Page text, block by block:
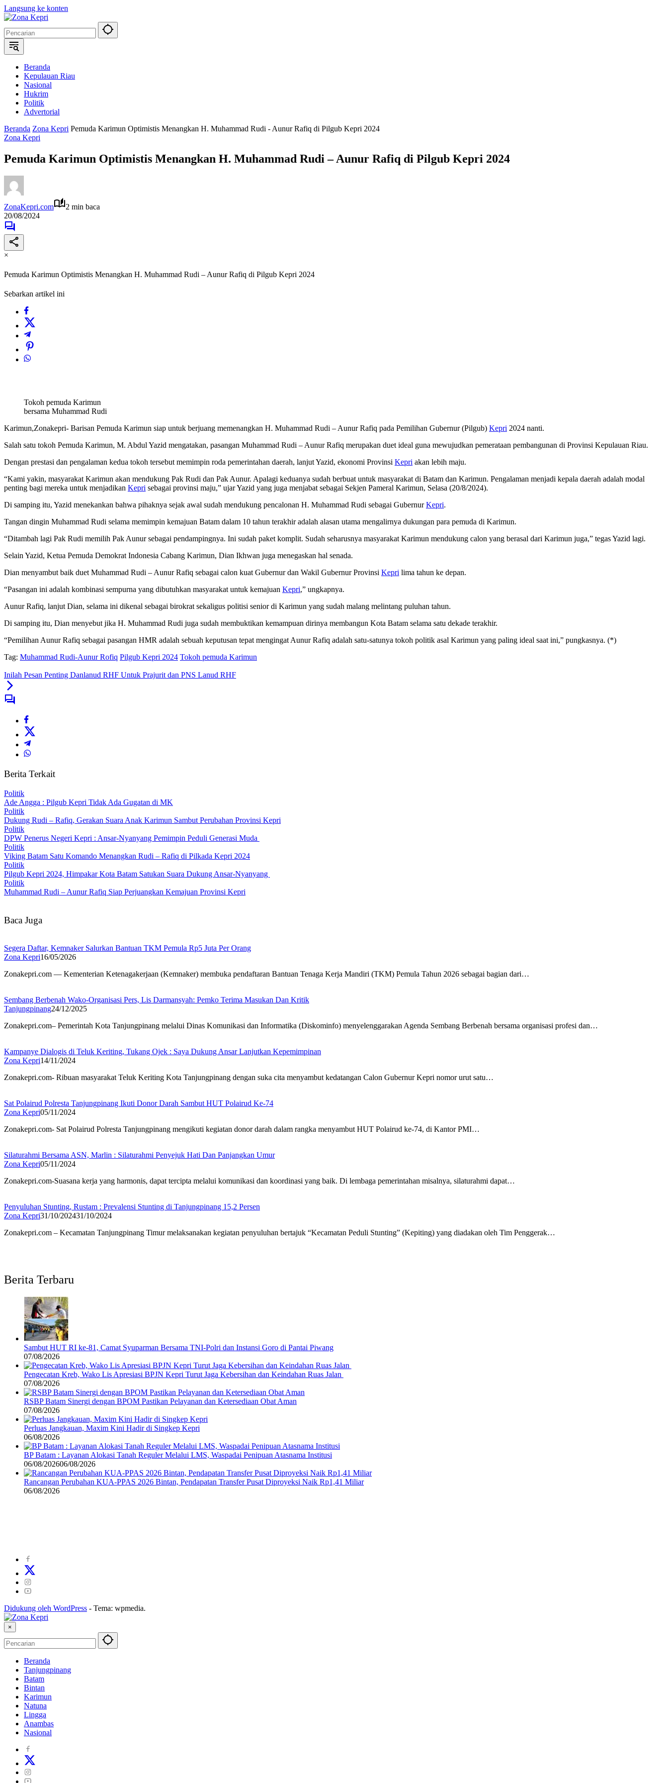
Langsung ke konten
Beranda
Kepulauan Riau
Nasional
Hukrim
Politik
Advertorial
Beranda Zona Kepri Pemuda Karimun Optimistis Menangkan H. Muhammad Rudi - Aunur Rafiq di Pilgub Kepri 2024
Zona Kepri
Pemuda Karimun Optimistis Menangkan H. Muhammad Rudi – Aunur Rafiq di Pilgub Kepri 2024
ZonaKepri.com
2 min baca
20/08/2024
×
Pemuda Karimun Optimistis Menangkan H. Muhammad Rudi – Aunur Rafiq di Pilgub Kepri 2024
Sebarkan artikel ini
Tokoh pemuda Karimun
bersama Muhammad Rudi
Karimun,Zonakepri- Barisan Pemuda Karimun siap untuk berjuang memenangkan H. Muhammad Rudi – Aunur Rafiq pada Pemilihan Gubernur (Pilgub) Kepri 2024 nanti.
Salah satu tokoh Pemuda Karimun, M. Abdul Yazid mengatakan, pasangan Muhammad Rudi – Aunur Rafiq merupakan duet ideal guna mewujudkan pemerataan pembangunan di Provinsi Kepulauan Riau.
Dengan prestasi dan pengalaman kedua tokoh tersebut memimpin roda pemerintahan daerah, lanjut Yazid, ekonomi Provinsi Kepri akan lebih maju.
“Kami yakin, masyarakat Karimun akan mendukung Pak Rudi dan Pak Aunur. Apalagi keduanya sudah berbuat untuk masyarakat di Batam dan Karimun. Pengalaman menjadi kepala daerah adalah modal
penting bagi mereka untuk menjadikan Kepri sebagai provinsi maju,” ujar Yazid yang juga menjabat sebagai Sekjen Pameral Karimun, Selasa (20/8/2024).
Di samping itu, Yazid menekankan bahwa pihaknya sejak awal sudah mendukung pencalonan H. Muhammad Rudi sebagai GubernurKepri.
Tangan dingin Muhammad Rudi selama memimpin kemajuan Batam dalam 10 tahun terakhir adalah alasan utama mengalirnya dukungan para pemuda di Karimun.
“Ditambah lagi Pak Rudi memilih Pak Aunur sebagai pendampingnya. Ini sudah paket komplit. Sudah seharusnya masyarakat Karimun mendukung calon yang berasal dari Karimun juga,” tegas Yazid lagi.
Selain Yazid, Ketua Pemuda Demokrat Indonesia Cabang Karimun, Dian Ikhwan juga menegaskan hal senada.
Dian menyambut baik duet Muhammad Rudi – Aunur Rafiq sebagai calon kuat Gubernur dan Wakil Gubernur Provinsi Kepri lima tahun ke depan.
“Pasangan ini adalah kombinasi sempurna yang dibutuhkan masyarakat untuk kemajuan Kepri,” ungkapnya.
Aunur Rafiq, lanjut Dian, selama ini dikenal sebagai birokrat sekaligus politisi senior di Karimun yang sudah malang melintang puluhan tahun.
Di samping itu, Dian menyebut jika H. Muhammad Rudi juga sudah membuktikan kemampuan dirinya membangun Kota Batam selama satu dekade terakhir.
“Pemilihan Aunur Rafiq sebagai pasangan HMR adalah sebuah keputusan tepat mengingat Aunur Rafiq adalah satu-satunya tokoh politik asal Karimun yang paling ideal saat ini,” pungkasnya. (*)
Tag: Muhammad Rudi-Aunur Rofiq Pilgub Kepri 2024 Tokoh pemuda Karimun
Inilah Pesan Penting Danlanud RHF Untuk Prajurit dan PNS Lanud RHF
Berita Terkait
Politik
Ade Angga : Pilgub Kepri Tidak Ada Gugatan di MK
Politik
Dukung Rudi – Rafiq, Gerakan Suara Anak Karimun Sambut Perubahan Provinsi Kepri
Politik
DPW Penerus Negeri Kepri : Ansar-Nyanyang Pemimpin Peduli Generasi Muda
Politik
Viking Batam Satu Komando Menangkan Rudi – Rafiq di Pilkada Kepri 2024
Politik
Pilgub Kepri 2024, Himpakar Kota Batam Satukan Suara Dukung Ansar-Nyanyang
Politik
Muhammad Rudi – Aunur Rafiq Siap Perjuangkan Kemajuan Provinsi Kepri
Baca Juga
Segera Daftar, Kemnaker Salurkan Bantuan TKM Pemula Rp5 Juta Per Orang
Zona Kepri16/05/2026
Zonakepri.com — Kementerian Ketenagakerjaan (Kemnaker) membuka pendaftaran Bantuan Tenaga Kerja Mandiri (TKM) Pemula Tahun 2026 sebagai bagian dari…
Sembang Berbenah Wako-Organisasi Pers, Lis Darmansyah: Pemko Terima Masukan Dan Kritik
Tanjungpinang24/12/2025
Zonakepri.com– Pemerintah Kota Tanjungpinang melalui Dinas Komunikasi dan Informatika (Diskominfo) menyelenggarakan Agenda Sembang Berbenah bersama organisasi profesi dan…
Kampanye Dialogis di Teluk Keriting, Tukang Ojek : Saya Dukung Ansar Lanjutkan Kepemimpinan
Zona Kepri14/11/2024
Zonakepri.com- Ribuan masyarakat Teluk Keriting Kota Tanjungpinang dengan suka cita menyambut kedatangan Calon Gubernur Kepri nomor urut satu…
Sat Polairud Polresta Tanjungpinang Ikuti Donor Darah Sambut HUT Polairud Ke-74
Zona Kepri05/11/2024
Zonakepri.com- Sat Polairud Polresta Tanjungpinang mengikuti kegiatan donor darah dalam rangka menyambut HUT Polairud ke-74, di Kantor PMI…
Silaturahmi Bersama ASN, Marlin : Silaturahmi Penyejuk Hati Dan Panjangkan Umur
Zona Kepri05/11/2024
Zonakepri.com-Suasana kerja yang harmonis, dapat tercipta melalui komunikasi dan koordinasi yang baik. Di lembaga pemerintahan misalnya, silaturahmi dapat…
Penyuluhan Stunting, Rustam : Prevalensi Stunting di Tanjungpinang 15,2 Persen
Zona Kepri31/10/202431/10/2024
Zonakepri.com – Kecamatan Tanjungpinang Timur melaksanakan kegiatan penyuluhan bertajuk “Kecamatan Peduli Stunting” (Kepiting) yang diadakan oleh Tim Penggerak…
Berita Terbaru
Sambut HUT RI ke-81, Camat Syuparman Bersama TNI-Polri dan Instansi Goro di Pantai Piwang
07/08/2026
Pengecatan Kreb, Wako Lis Apresiasi BPJN Kepri Turut Jaga Kebersihan dan Keindahan Ruas Jalan
07/08/2026
RSBP Batam Sinergi dengan BPOM Pastikan Pelayanan dan Ketersediaan Obat Aman
07/08/2026
Perluas Jangkauan, Maxim Kini Hadir di Singkep Kepri
06/08/2026
BP Batam : Layanan Alokasi Tanah Reguler Melalui LMS, Waspadai Penipuan Atasnama Institusi
06/08/202606/08/2026
Rancangan Perubahan KUA-PPAS 2026 Bintan, Pendapatan Transfer Pusat Diproyeksi Naik Rp1,41 Miliar
06/08/2026
Didukung oleh WordPress - Tema: wpmedia.
×
Beranda
Tanjungpinang
Batam
Bintan
Karimun
Natuna
Lingga
Anambas
Nasional